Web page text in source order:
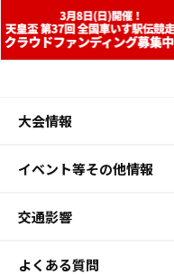
大会情報
イベント等その他情報
交通影響
よくある質問